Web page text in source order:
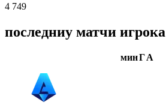
4 749
последниу матчи игрока
минГА